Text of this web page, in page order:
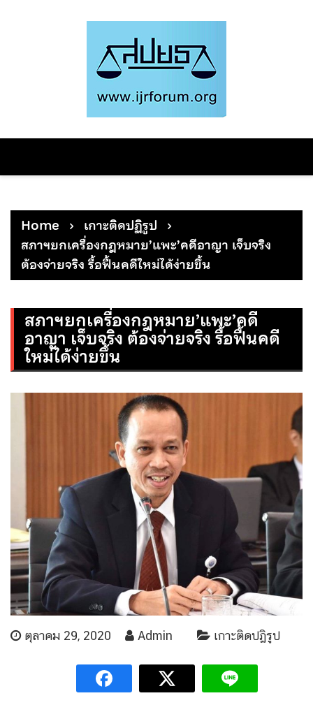
Home
เกาะติดปฏิรูป
สภาฯยกเครื่องกฎหมาย’แพะ’คดีอาญา เจ็บจริง
ต้องจ่ายจริง รื้อฟื้นคดีใหม่ได้ง่ายขึ้น
สภาฯยกเครื่องกฎหมาย’แพะ’คดี
อาญา เจ็บจริง ต้องจ่ายจริง รื้อฟื้นคดี
ใหม่ได้ง่ายขึ้น
ตุลาคม 29, 2020 Admin เกาะติดปฏิรูป